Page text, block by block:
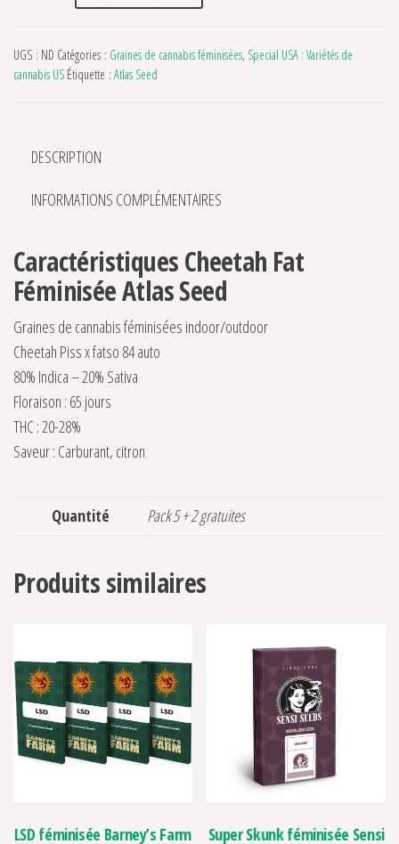
UGS : ND Catégories : Graines de cannabis féminisées, Special USA : Variétés de
cannabis US Étiquette : Atlas Seed
DESCRIPTION
INFORMATIONS COMPLÉMENTAIRES
Caractéristiques Cheetah Fat
Féminisée Atlas Seed
Graines de cannabis féminisées indoor/outdoor
Cheetah Piss x fatso 84 auto
80% Indica – 20% Sativa
Floraison : 65 jours
THC : 20-28%
Saveur : Carburant, citron
Quantité Pack 5 + 2 gratuites
Produits similaires
LSD féminisée Barney’s Farm Super Skunk féminisée Sensi